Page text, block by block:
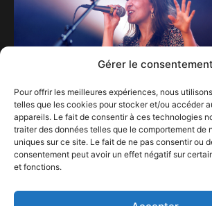
Gérer le consentement
Pour offrir les meilleures expériences, nous
telles que les cookies pour stocker et/ou accéder
appareils. Le fait de consentir à ces technologies
traiter des données telles que le comportement de
uniques sur ce site. Le fait de ne pas consentir ou
consentement peut avoir un effet négatif sur
et fonctions.
Maëva réussit son baptême du
3 août 2022